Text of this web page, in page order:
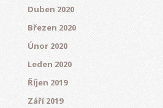
Duben 2020
Březen 2020
Únor 2020
Leden 2020
Říjen 2019
Září 2019